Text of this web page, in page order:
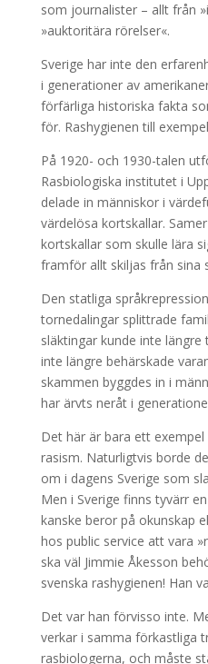
som journalister – allt från
»auktoritära rörelser«.
Sverige har inte den
i generationer av
förfärliga historiska fakta
för. Rashygienen till
På 1920- och 1930-talen
Rasbiologiska institutet i
delade in människor i
värdelösa kortskallar.
kortskallar som skulle lära
framför allt skiljas från sina
Den statliga
tornedalingar splittrade
släktingar kunde inte
inte längre behärskade
skammen byggdes in i
har ärvts neråt i
Det här är bara ett
rasism. Naturligtvis borde
om i dagens Sverige som
Men i Sverige finns tyvärr
kanske beror på okunskap
hos public service att vara
ska väl Jimmie Åkesson
svenska rashygienen! Han
Det var han förvisso inte.
verkar i samma förkastliga
rasbiologerna, och måste